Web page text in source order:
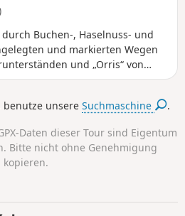
Buchen-, Haselnuss- und
und markierten Wegen
und „Orris“ von
Massiv und die „Pique
Gipfel erblicken. Auf dem
einem Waldbrand beobachten.
denn die erste Stunde ist
Schlussabschnitt wird vom
an dem sich einige
benutze unsereSuchmaschine .
Daten dieser Tour sind Eigentum
Bitte nicht ohne Genehmigung
kopieren.